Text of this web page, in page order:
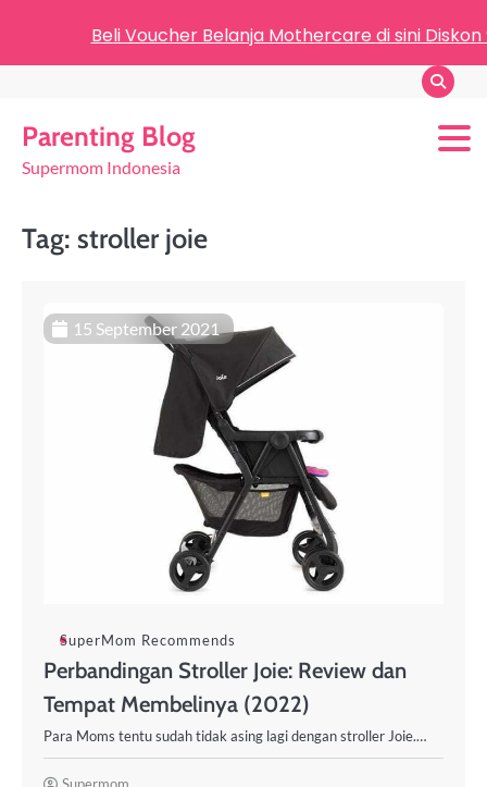
Parenting Blog
Supermom Indonesia
Tag: stroller joie
15 September 2021
SuperMom Recommends
Perbandingan Stroller Joie: Review dan
Tempat Membelinya (2022)
Para Moms tentu sudah tidak asing lagi dengan stroller Joie.…
Supermom
Beli Voucher Belanja Mothercare di sini Diskon